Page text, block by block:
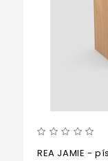
REA JAMIE -